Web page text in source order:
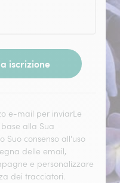
iscrizione
e-mail per inviarLe
alla Sua
Suo consenso all'uso
delle email,
e personalizzare
dei tracciatori.